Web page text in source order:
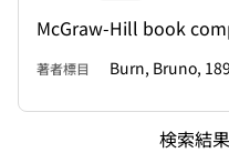
McGraw-Hill book
著者標目 Burn, Bruno,
検索結